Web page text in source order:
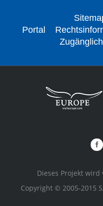
Portal
Dieses Projekt
Copyright © 2005-2015